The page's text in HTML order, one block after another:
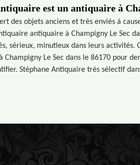
est un antiquaire à
des objets anciens et très enviés à
antiquaire à Champigny Le Sec
sérieux, minutieux dans leurs activités.
Champigny Le Sec dans le 86170 pour
Stéphane Antiquaire très sélectif